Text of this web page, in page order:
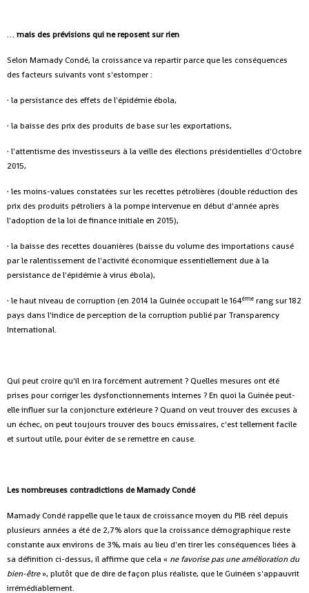
… mais des prévisions qui ne reposent sur rien
Selon Mamady Condé, la croissance va repartir parce que les conséquences
des facteurs suivants vont s'estomper :
· la persistance des effets de l'épidémie ébola,
· la baisse des prix des produits de base sur les exportations,
· l'attentisme des investisseurs à la veille des élections présidentielles d'Octobre
2015,
· les moins-values constatées sur les recettes pétrolières (double réduction des
prix des produits pétroliers à la pompe intervenue en début d'année après
l'adoption de la loi de finance initiale en 2015),
· la baisse des recettes douanières (baisse du volume des importations causé
par le ralentissement de l'activité économique essentiellement due à la
persistance de l'épidémie à virus ébola),
· le haut niveau de corruption (en 2014 la Guinée occupait le 164éme rang sur 182
pays dans l'indice de perception de la corruption publié par Transparency
International.
Qui peut croire qu'il en ira forcément autrement ? Quelles mesures ont été
prises pour corriger les dysfonctionnements internes ? En quoi la Guinée peut-
elle influer sur la conjoncture extérieure ? Quand on veut trouver des excuses à
un échec, on peut toujours trouver des boucs émissaires, c'est tellement facile
et surtout utile, pour éviter de se remettre en cause.
Les nombreuses contradictions de Mamady Condé
Mamady Condé rappelle que le taux de croissance moyen du PIB réel depuis
plusieurs années a été de 2,7% alors que la croissance démographique reste
constante aux environs de 3%, mais au lieu d'en tirer les conséquences liées à
sa définition ci-dessus, il affirme que cela « ne favorise pas une amélioration du
bien-être», plutôt que de dire de façon plus réaliste, que le Guinéen s'appauvrit
irrémédiablement.